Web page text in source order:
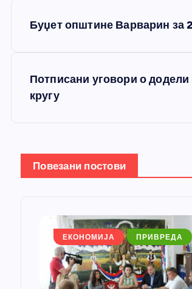
а
њ
Буџет општине Варварин за
Потписани уговори о
кругу
Повезани постови
ЕКОНОМИЈА ПРИВРЕДА